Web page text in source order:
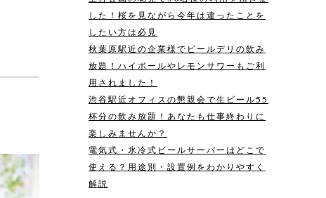
した！桜を見ながら今年は違ったことを
したい方は必見
秋葉原駅近の企業様でビールデリの飲み
放題！ハイボールやレモンサワーもご利
用されました！
渋谷駅近オフィスの懇親会で生ビール55
杯分の飲み放題！あなたも仕事終わりに
楽しみませんか？
電気式・氷冷式ビールサーバーはどこで
使える？用途別・設置例をわかりやすく
解説